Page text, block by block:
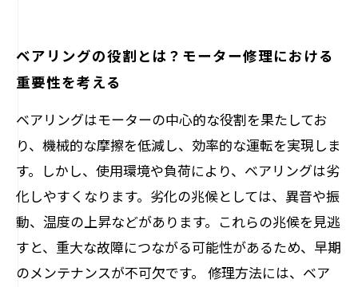
手法と必要な工具
と設備延命
モーターの性能を最大限に引き出すために知
っておくべきこと
もう心配無用！ベアリング修理でモーターを
甦らせる方法
ベアリングの役割とは？モーター修理における
重要性を考える
ベアリングはモーターの中心的な役割を果たしてお
り、機械的な摩擦を低減し、効率的な運転を実現しま
す。しかし、使用環境や負荷により、ベアリングは劣
化しやすくなります。劣化の兆候としては、異音や振
動、温度の上昇などがあります。これらの兆候を見逃
すと、重大な故障につながる可能性があるため、早期
のメンテナンスが不可欠です。 修理方法には、ベア